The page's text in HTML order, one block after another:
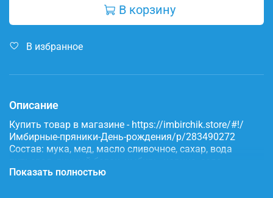
В корзину
В избранное
Описание
Купить товар в магазине - https://imbirchik.store/#!/
Имбирные-пряники-День-рождения/p/283490272
Состав: мука, мед, масло сливочное, сахар, вода
питьевая, яичный белок, имбирь, корица, сода,
пищевые красители.
Показать полностью